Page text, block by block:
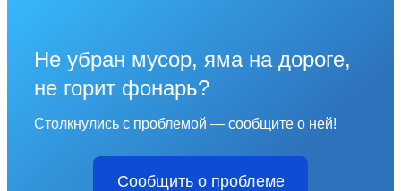
Не убран мусор, яма на дороге,
не горит фонарь?
Столкнулись с проблемой — сообщите о ней!
Сообщить о проблеме